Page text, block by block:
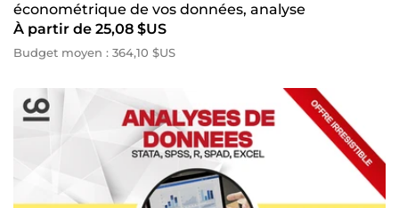
économétrique de vos données, analyse
statistique avec R, STATA,SPSS
À partir de 25,08 $US
Budget moyen : 364,10 $US